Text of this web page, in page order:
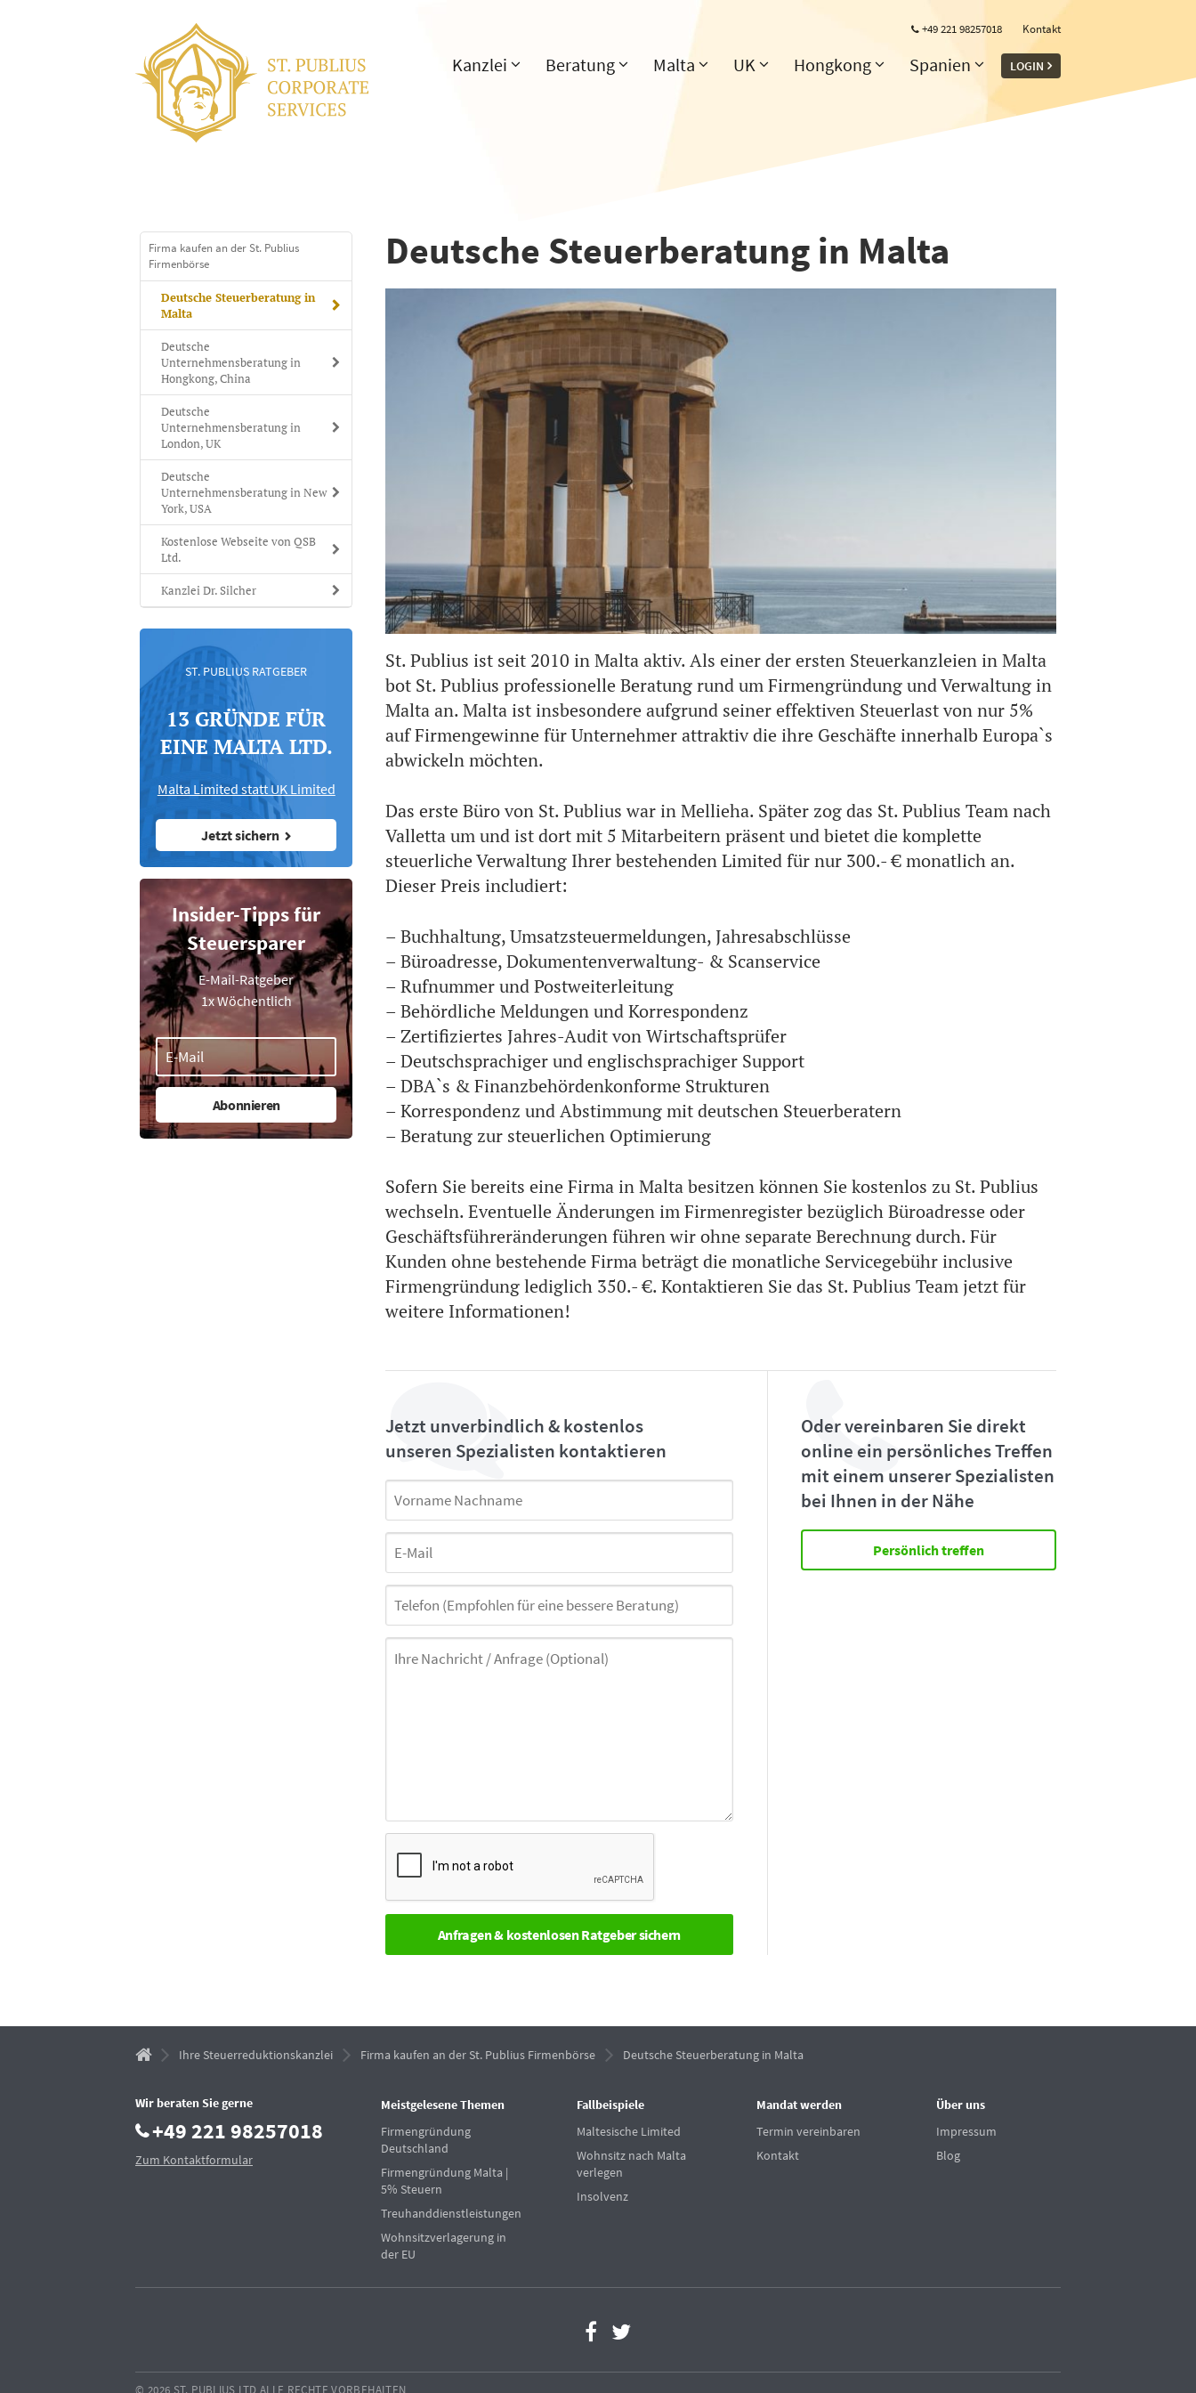
+49 221 98257018 Kontakt
Kanzlei Beratung Malta UK Hongkong Spanien LOGIN
Firma kaufen an der St. Publius
Firmenbörse
Deutsche Steuerberatung in
Malta
Deutsche
Unternehmensberatung in
Hongkong, China
Deutsche
Unternehmensberatung in
London, UK
Deutsche
Unternehmensberatung in New
York, USA
Kostenlose Webseite von QSB
Ltd.
Kanzlei Dr. Silcher
ST. PUBLIUS RATGEBER
13 GRÜNDE FÜR
EINE MALTA LTD.
Malta Limited statt UK Limited
Jetzt sichern
Insider-Tipps für
Steuersparer
E-Mail-Ratgeber
1x Wöchentlich
Deutsche Steuerberatung in Malta
St. Publius ist seit 2010 in Malta aktiv. Als einer der ersten Steuerkanzleien in Malta
bot St. Publius professionelle Beratung rund um Firmengründung und Verwaltung in
Malta an. Malta ist insbesondere aufgrund seiner effektiven Steuerlast von nur 5%
auf Firmengewinne für Unternehmer attraktiv die ihre Geschäfte innerhalb Europa`s
abwickeln möchten.
Das erste Büro von St. Publius war in Mellieha. Später zog das St. Publius Team nach
Valletta um und ist dort mit 5 Mitarbeitern präsent und bietet die komplette
steuerliche Verwaltung Ihrer bestehenden Limited für nur 300.- € monatlich an.
Dieser Preis includiert:
– Buchhaltung, Umsatzsteuermeldungen, Jahresabschlüsse
– Büroadresse, Dokumentenverwaltung- & Scanservice
– Rufnummer und Postweiterleitung
– Behördliche Meldungen und Korrespondenz
– Zertifiziertes Jahres-Audit von Wirtschaftsprüfer
– Deutschsprachiger und englischsprachiger Support
– DBA`s & Finanzbehördenkonforme Strukturen
– Korrespondenz und Abstimmung mit deutschen Steuerberatern
– Beratung zur steuerlichen Optimierung
Sofern Sie bereits eine Firma in Malta besitzen können Sie kostenlos zu St. Publius
wechseln. Eventuelle Änderungen im Firmenregister bezüglich Büroadresse oder
Geschäftsführeränderungen führen wir ohne separate Berechnung durch. Für
Kunden ohne bestehende Firma beträgt die monatliche Servicegebühr inclusive
Firmengründung lediglich 350.- €. Kontaktieren Sie das St. Publius Team jetzt für
weitere Informationen!
Jetzt unverbindlich & kostenlos
unseren Spezialisten kontaktieren
Oder vereinbaren Sie direkt
online ein persönliches Treffen
mit einem unserer Spezialisten
bei Ihnen in der Nähe
Persönlich treffen
Ihre Steuerreduktionskanzlei Firma kaufen an der St. Publius Firmenbörse Deutsche Steuerberatung in Malta
Wir beraten Sie gerne
+49 221 98257018
Zum Kontaktformular
Meistgelesene Themen
Firmengründung
Deutschland
Firmengründung Malta |
5% Steuern
Treuhanddienstleistungen
Wohnsitzverlagerung in
der EU
Fallbeispiele
Maltesische Limited
Wohnsitz nach Malta
verlegen
Insolvenz
Mandat werden
Termin vereinbaren
Kontakt
Über uns
Impressum
Blog
© 2026 ST. PUBLIUS LTD ALLE RECHTE VORBEHALTEN